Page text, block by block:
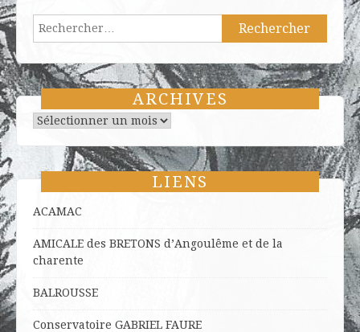
Rechercher :
ARCHIVES
Archives
LIENS
ACAMAC
AMICALE des BRETONS d’Angoulême et de la
charente
BALROUSSE
Conservatoire GABRIEL FAURE